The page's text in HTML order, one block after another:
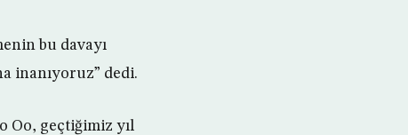
bu davayı
inanıyoruz” dedi.
Oo, geçtiğimiz yıl